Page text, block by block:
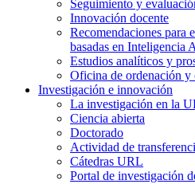
Seguimiento y
Innovación docente
Recomendaciones para
basadas en Inteligencia
Estudios analíticos y
Oficina de ordenación y
Investigación e innovación
La investigación en la
Ciencia abierta
Doctorado
Actividad de
Cátedras URL
Portal de investigación